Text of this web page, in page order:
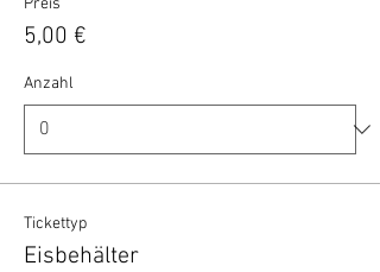
5,00 €
Anzahl
Tickettyp
Eisbehälter